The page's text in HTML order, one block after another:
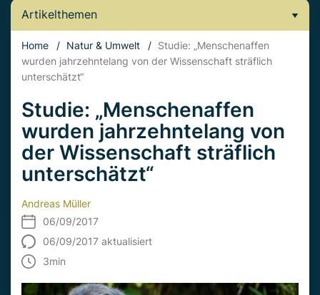
Artikelthemen
Home / Natur & Umwelt / Studie: „Menschenaffen
wurden jahrzehntelang von der Wissenschaft sträflich
unterschätzt“
Studie: „Menschenaffen
wurden jahrzehntelang von
der Wissenschaft sträflich
unterschätzt“
Andreas Müller
06/09/2017
06/09/2017 aktualisiert
3min